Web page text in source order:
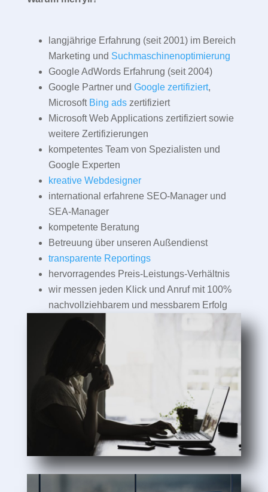
langjährige Erfahrung (seit 2001) im Bereich
Marketing und Suchmaschinenoptimierung
Google AdWords Erfahrung (seit 2004)
Google Partner und Google zertifiziert,
Microsoft Bing adszertifiziert
Microsoft Web Applications zertifiziert sowie
weitere Zertifizierungen
kompetentes Team von Spezialisten und
Google Experten
kreative Webdesigner
international erfahrene SEO-Manager und
SEA-Manager
kompetente Beratung
Betreuung über unseren Außendienst
transparente Reportings
hervorragendes Preis-Leistungs-Verhältnis
wir messen jeden Klick und Anruf mit 100%
nachvollziehbarem und messbarem Erfolg